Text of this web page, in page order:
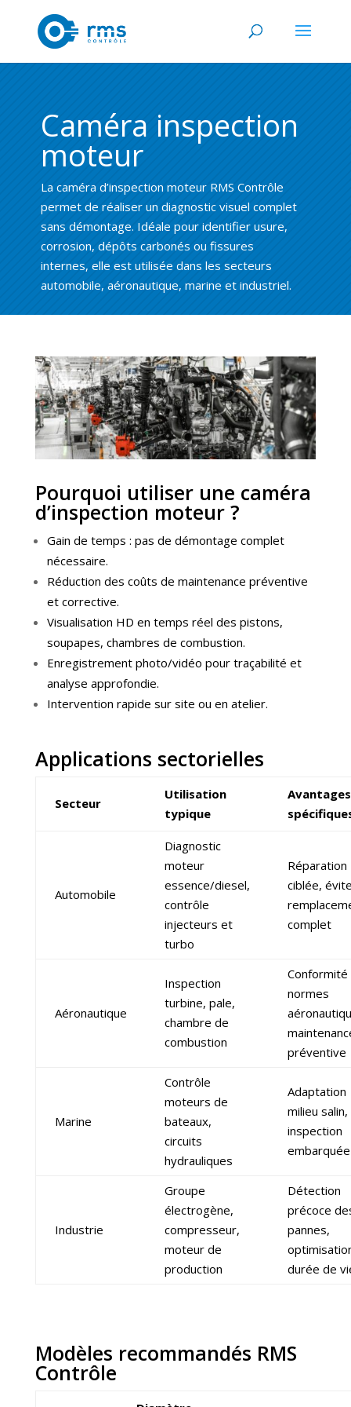
Caméra inspection
moteur
La caméra d’inspection moteur RMS Contrôle
permet de réaliser un diagnostic visuel complet
sans démontage. Idéale pour identifier usure,
corrosion, dépôts carbonés ou fissures
internes, elle est utilisée dans les secteurs
automobile, aéronautique, marine et industriel.
Pourquoi utiliser une caméra
d’inspection moteur ?
Gain de temps : pas de démontage complet
nécessaire.
Réduction des coûts de maintenance préventive
et corrective.
Visualisation HD en temps réel des pistons,
soupapes, chambres de combustion.
Enregistrement photo/vidéo pour traçabilité et
analyse approfondie.
Intervention rapide sur site ou en atelier.
Applications sectorielles
Secteur
Utilisation
typique
Avantages
Automobile
Diagnostic
moteur
essence/diesel,
contrôle
injecteurs et
turbo
Réparation
ciblée,
complet
Aéronautique
Inspection
turbine, pale,
chambre de
combustion
Conformité
normes
préventive
Marine
Contrôle
moteurs de
bateaux,
circuits
hydrauliques
Adaptation
milieu salin,
inspection
embarquée
Industrie
Groupe
électrogène,
compresseur,
moteur de
production
Détection
précoce
pannes,
durée de
Modèles recommandés RMS
Contrôle